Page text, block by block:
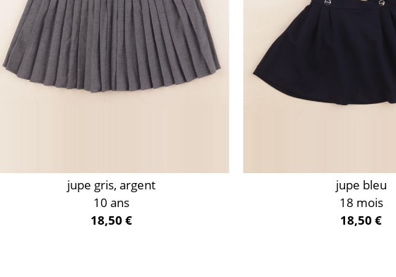
jupe gris, argent
10 ans
18,50 €
jupe bleu
18 mois
18,50 €